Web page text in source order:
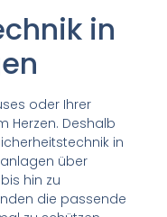
in
oder Ihrer
Herzen. Deshalb
in
über
hin zu
die passende